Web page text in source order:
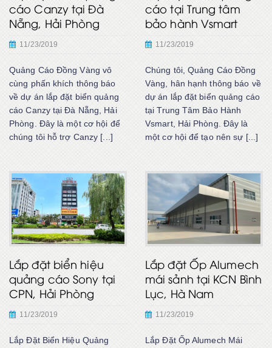
cáo Canzy tại Đà
Nẵng, Hải Phòng
11/23/2019
Quảng Cáo Đồng Vàng vô
cùng phấn khích thông báo
về dự án lắp đặt biển quảng
cáo Canzy tại Đà Nẵng, Hải
Phòng. Đây là một cơ hội để
chúng tôi hỗ trợ Canzy [...]
cáo tại Trung tâm
bảo hành Vsmart
11/23/2019
Chúng tôi, Quảng Cáo Đồng
Vàng, hân hạnh thông báo về
dự án lắp đặt biển quảng cáo
tại Trung Tâm Bảo Hành
Vsmart, Hải Phòng. Đây là
một cơ hội để tạo nên sự [...]
Lắp đặt biển hiệu
quảng cáo Sony tại
CPN, Hải Phòng
11/23/2019
Lắp Đặt Biển Hiệu Quảng
Lắp đặt Ốp Alumech
mái sảnh tại KCN Bình
Lục, Hà Nam
11/23/2019
Lắp Đặt Ốp Alumech Mái